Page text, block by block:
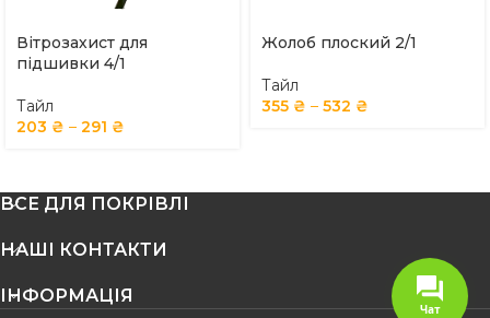
Вітрозахист для
підшивки 4/1
Тайл
203 ₴ – 291 ₴
Жолоб плоский 2/1
Тайл
355 ₴ – 532 ₴
ВСЕ ДЛЯ ПОКРІВЛІ
НАШІ КОНТАКТИ
ІНФОРМАЦІЯ
Чат